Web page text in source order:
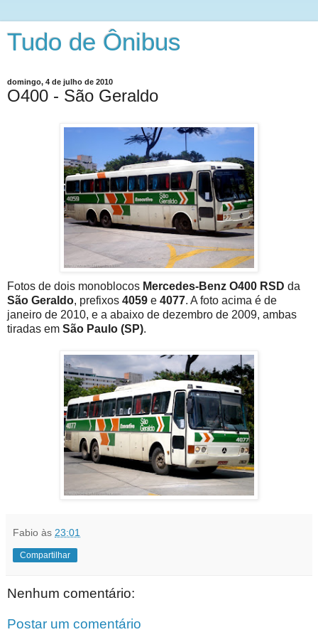
Tudo de Ônibus
domingo, 4 de julho de 2010
O400 - São Geraldo
Fotos de dois monoblocos Mercedes-Benz O400 RSD da
São Geraldo, prefixos 4059 e 4077. A foto acima é de
janeiro de 2010, e a abaixo de dezembro de 2009, ambas
tiradas em São Paulo (SP).
Fabio às 23:01
Compartilhar
Nenhum comentário:
Postar um comentário